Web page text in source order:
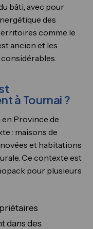
bâti, avec pour
des
comme le
ancien et les
à Tournai ?
en Province de
: maisons de
et habitations
Ce contexte est
pour plusieurs
dans des